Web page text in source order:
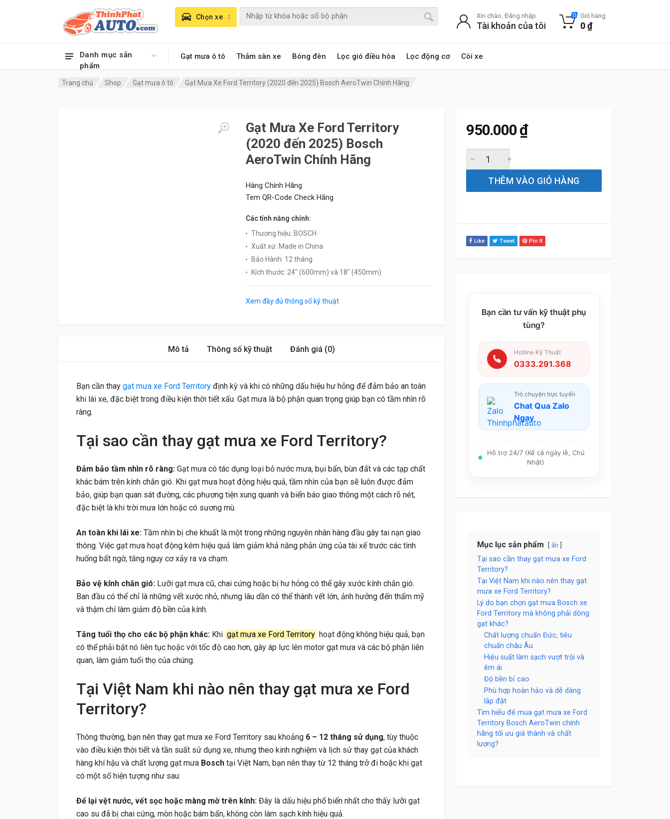
Danh mục sản
phẩm
Gạt mưa ô tô Thảm sàn xe Bóng đèn Lọc gió điều hòa Lọc động cơ Còi xe
Chọn xe Xin chào, Đăng nhập
Tài khoản của tôi
0 Giỏ hàng
0₫
Trang chủ Shop Gạt mưa ô tô Gạt Mưa Xe Ford Territory (2020 đến 2025) Bosch AeroTwin Chính Hãng
Gạt Mưa Xe Ford Territory
(2020 đến 2025) Bosch
AeroTwin Chính Hãng
Hàng Chính Hãng
Tem QR-Code Check Hãng
Các tính năng chính:
Thương hiệu: BOSCH
Xuất xứ: Made in China
Bảo Hành: 12 tháng
Kích thước: 24″ (600mm) và 18″ (450mm)
Xem đầy đủ thông số kỹ thuật
950.000₫
THÊM VÀO GIỎ HÀNG
Like Tweet Pin It
Bạn cần tư vấn kỹ thuật phụ
tùng?
Hotline Kỹ Thuật
0333.291.368
Trò chuyện trực tuyến
Chat Qua Zalo
Ngay
Hỗ trợ 24/7 (Kể cả ngày lễ, Chủ
Nhật)
Mục lục sản phẩm ẩn
Tại sao cần thay gạt mưa xe Ford
Territory?
Tại Việt Nam khi nào nên thay gạt
mưa xe Ford Territory?
Lý do bạn chọn gạt mưa Bosch xe
Ford Territory mà không phải dòng
gạt khác?
Chất lượng chuẩn Đức, tiêu
chuẩn châu Âu
Hiệu suất làm sạch vượt trội và
êm ái
Độ bền bỉ cao
Phù hợp hoàn hảo và dễ dàng
lắp đặt
Tìm hiểu để mua gạt mưa xe Ford
Territory Bosch AeroTwin chính
hãng tối ưu giá thành và chất
lượng?
Mô tả Thông số kỹ thuật Đánh giá (0)
Bạn cần thay gạt mưa xe Ford Territory định kỳ và khi có những dấu hiệu hư hỏng để đảm bảo an toàn
khi lái xe, đặc biệt trong điều kiện thời tiết xấu. Gạt mưa là bộ phận quan trọng giúp bạn có tầm nhìn rõ
ràng.
Tại sao cần thay gạt mưa xe Ford Territory?
Đảm bảo tầm nhìn rõ ràng: Gạt mưa có tác dụng loại bỏ nước mưa, bụi bẩn, bùn đất và các tạp chất
khác bám trên kính chắn gió. Khi gạt mưa hoạt động hiệu quả, tầm nhìn của bạn sẽ luôn được đảm
bảo, giúp bạn quan sát đường, các phương tiện xung quanh và biển báo giao thông một cách rõ nét,
đặc biệt là khi trời mưa lớn hoặc có sương mù.
An toàn khi lái xe: Tầm nhìn bị che khuất là một trong những nguyên nhân hàng đầu gây tai nạn giao
thông. Việc gạt mưa hoạt động kém hiệu quả làm giảm khả năng phản ứng của tài xế trước các tình
huống bất ngờ, tăng nguy cơ xảy ra va chạm.
Bảo vệ kính chắn gió: Lưỡi gạt mưa cũ, chai cứng hoặc bị hư hỏng có thể gây xước kính chắn gió.
Ban đầu có thể chỉ là những vết xước nhỏ, nhưng lâu dần có thể thành vết lớn, ảnh hưởng đến thẩm mỹ
và thậm chí làm giảm độ bền của kính.
Tăng tuổi thọ cho các bộ phận khác: Khi gạt mưa xe Ford Territory hoạt động không hiệu quả, bạn
có thể phải bật nó liên tục hoặc với tốc độ cao hơn, gây áp lực lên motor gạt mưa và các bộ phận liên
quan, làm giảm tuổi thọ của chúng.
Tại Việt Nam khi nào nên thay gạt mưa xe Ford
Territory?
Thông thường, bạn nên thay gạt mưa xe Ford Territory sau khoảng 6 – 12 tháng sử dụng, tùy thuộc
vào điều kiện thời tiết và tần suất sử dụng xe, nhưng theo kinh nghiệm và lịch sử thay gạt của khách
hàng khí hậu và chất lượng gạt mưa Bosch tại Việt Nam, bạn nên thay từ 12 tháng trở đi hoặc khi gạt
có một số hiện tượng như sau:
Để lại vệt nước, vết sọc hoặc màng mờ trên kính: Đây là dấu hiệu phổ biến nhất cho thấy lưỡi gạt
cao su đã bị chai cứng, mòn hoặc bám bẩn, không còn làm sạch kính hiệu quả.